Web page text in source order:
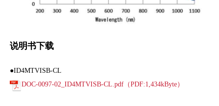
说明书下载
●ID4MTVISB-CL
DOC-0097-02_ID4MTVISB-CL.pdf（PDF:1,434kByte）